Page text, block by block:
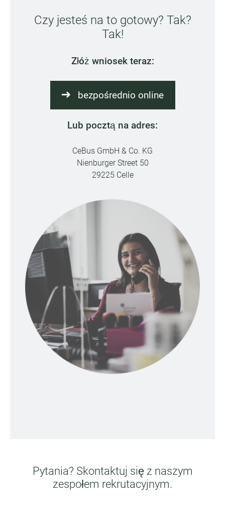
Czy jesteś na to gotowy? Tak?
Tak!
Złóż wniosek teraz:
bezpośrednio online
Lub pocztą na adres:
CeBus GmbH & Co. KG
Nienburger Street 50
29225 Celle
Pytania? Skontaktuj się z naszym
zespołem rekrutacyjnym.